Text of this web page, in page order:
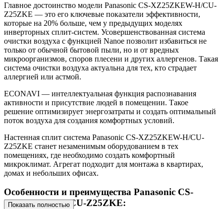
Главное достоинство модели Panasonic CS-XZ25ZKEW-H/CU-
Z25ZKE — это его ключевые показатели эффективности,
которые на 20% больше, чем у предыдущих моделях
инверторных сплит-систем. Усовершенствованная система
очистки воздуха с функцией Nanoe позволит избавиться не
только от обычной бытовой пыли, но и от вредных
микроорганизмов, споров плесени и других аллергенов. Такая
система очистки воздуха актуальна для тех, кто страдает
аллергией или астмой.
ECONAVI — интеллектуальная функция распознавания
активности и присутствие людей в помещении. Такое
решение оптимизирует энергозатраты и создать оптимальный
поток воздуха для создания комфортных условий.
Настенная сплит система Panasonic CS-XZ25ZKEW-H/CU-
Z25ZKE станет незаменимым оборудованием в тех
помещениях, где необходимо создать комфортный
микроклимат. Агрегат подходит для монтажа в квартирах,
домах и небольших офисах.
Особенности и преимущества Panasonic CS-
XZ25ZKEW-H/CU-Z25ZKE:
Показать полностью